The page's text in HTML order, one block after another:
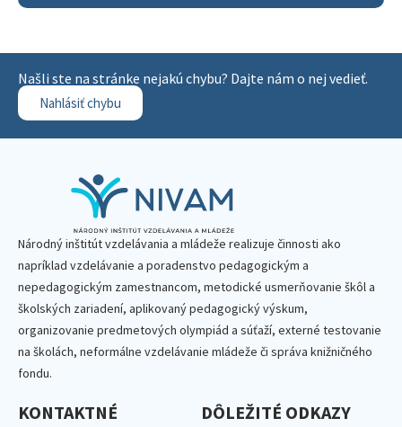
Našli ste na stránke nejakú chybu? Dajte nám o nej vedieť.
Nahlásiť chybu
Národný inštitút vzdelávania a mládeže realizuje činnosti ako
napríklad vzdelávanie a poradenstvo pedagogickým a
nepedagogickým zamestnancom, metodické usmerňovanie škôl a
školských zariadení, aplikovaný pedagogický výskum,
organizovanie predmetových olympiád a súťaží, externé testovanie
na školách, neformálne vzdelávanie mládeže či správa knižničného
fondu.
KONTAKTNÉ
DÔLEŽITÉ ODKAZY